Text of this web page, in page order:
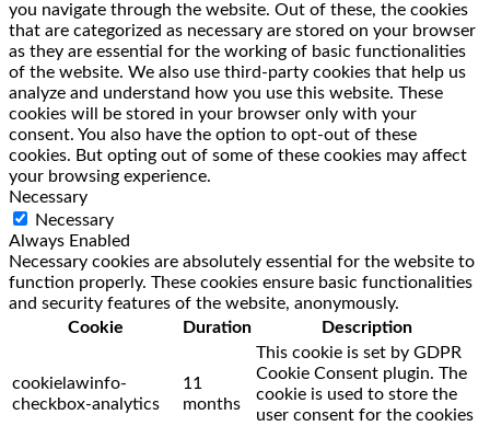
you navigate through the website. Out of these, the cookies
that are categorized as necessary are stored on your browser
as they are essential for the working of basic functionalities
of the website. We also use third-party cookies that help us
analyze and understand how you use this website. These
cookies will be stored in your browser only with your
consent. You also have the option to opt-out of these
cookies. But opting out of some of these cookies may affect
your browsing experience.
Necessary
Necessary
Always Enabled
Necessary cookies are absolutely essential for the website to
function properly. These cookies ensure basic functionalities
and security features of the website, anonymously.
Cookie
Duration Description
cookielawinfo-
checkbox-analytics
11
months
This cookie is set by GDPR
Cookie Consent plugin. The
cookie is used to store the
user consent for the cookies